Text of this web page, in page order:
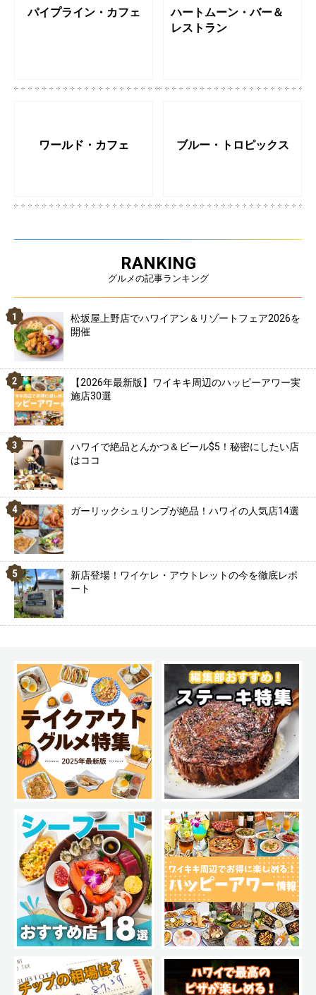
パイプライン・カフェ
ハートムーン・バー＆
レストラン
ワールド・カフェ ブルー・トロピックス
RANKING
グルメの記事ランキング
松坂屋上野店でハワイアン＆リゾートフェア2026を
開催
【2026年最新版】ワイキキ周辺のハッピーアワー実
施店30選
ハワイで絶品とんかつ＆ビール$5！秘密にしたい店
はココ
ガーリックシュリンプが絶品！ハワイの人気店14選
新店登場！ワイケレ・アウトレットの今を徹底レポ
ート